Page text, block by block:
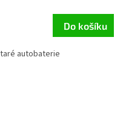
Do košíku
autobaterie